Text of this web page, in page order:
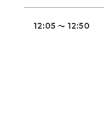
12:05 ～ 12:50